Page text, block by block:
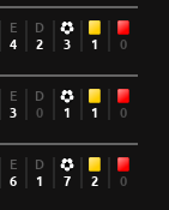
E
4
D
2
3 1 0
E
3
D
0
1 1 0
E
6
D
1
7 2 0